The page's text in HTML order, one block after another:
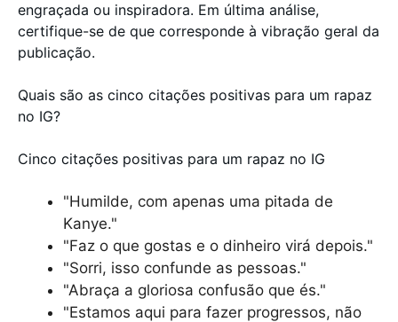
engraçada ou inspiradora. Em última análise,
certifique-se de que corresponde à vibração geral da
publicação.
Quais são as cinco citações positivas para um rapaz
no IG?
Cinco citações positivas para um rapaz no IG
"Humilde, com apenas uma pitada de
Kanye."
"Faz o que gostas e o dinheiro virá depois."
"Sorri, isso confunde as pessoas."
"Abraça a gloriosa confusão que és."
"Estamos aqui para fazer progressos, não